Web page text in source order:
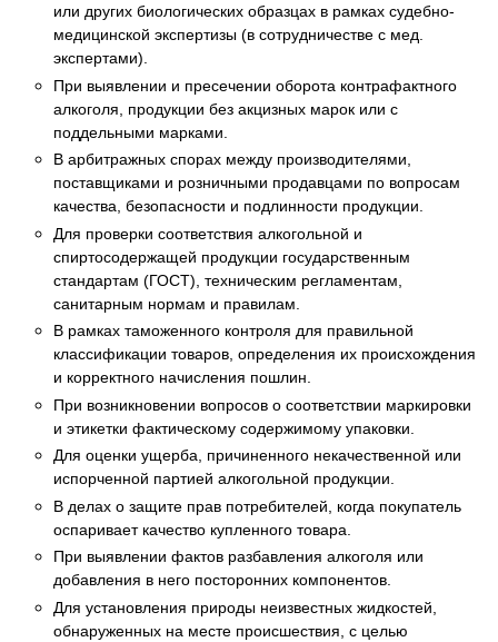
или других биологических образцах в рамках судебно-
медицинской экспертизы (в сотрудничестве с мед.
экспертами).
При выявлении и пресечении оборота контрафактного
алкоголя, продукции без акцизных марок или с
поддельными марками.
В арбитражных спорах между производителями,
поставщиками и розничными продавцами по вопросам
качества, безопасности и подлинности продукции.
Для проверки соответствия алкогольной и
спиртосодержащей продукции государственным
стандартам (ГОСТ), техническим регламентам,
санитарным нормам и правилам.
В рамках таможенного контроля для правильной
классификации товаров, определения их происхождения
и корректного начисления пошлин.
При возникновении вопросов о соответствии маркировки
и этикетки фактическому содержимому упаковки.
Для оценки ущерба, причиненного некачественной или
испорченной партией алкогольной продукции.
В делах о защите прав потребителей, когда покупатель
оспаривает качество купленного товара.
При выявлении фактов разбавления алкоголя или
добавления в него посторонних компонентов.
Для установления природы неизвестных жидкостей,
обнаруженных на месте происшествия, с целью